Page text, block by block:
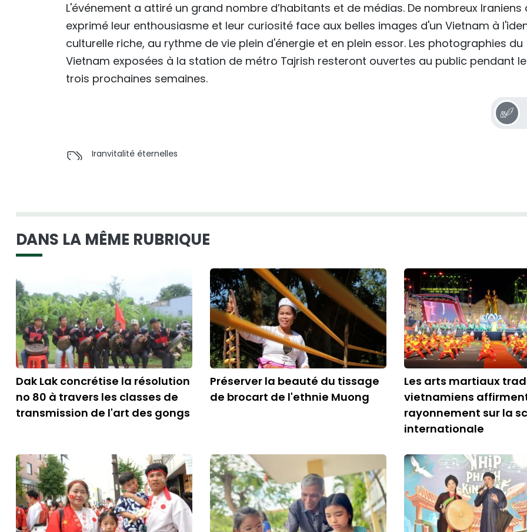
L'événement a attiré un grand nombre d’habitants et de médias. De nombreux Iraniens
exprimé leur enthousiasme et leur curiosité face aux belles images d'un Vietnam à
culturelle riche, au rythme de vie plein d'énergie et en plein essor. Les photographies du
Vietnam exposées à la station de métro Tajrish resteront ouvertes au public pendant
trois prochaines semaines.
Iranvitalité éternelles
DANS LA MÊME RUBRIQUE
Dak Lak concrétise la résolution
no 80 à travers les classes de
transmission de l'art des gongs
Préserver la beauté du tissage
de brocart de l'ethnie Muong
Les arts martiaux
vietnamiens
rayonnement sur la
internationale